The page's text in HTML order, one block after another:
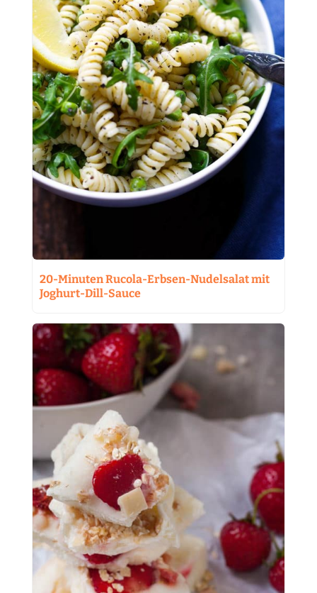
20-Minuten Rucola-Erbsen-Nudelsalat mit
Joghurt-Dill-Sauce